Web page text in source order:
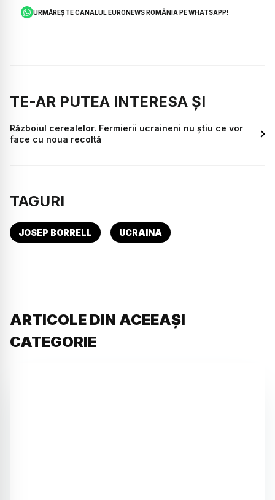
URMĂREȘTE CANALUL EURONEWS ROMÂNIA PE WHATSAPP!
TE-AR PUTEA INTERESA ȘI
Războiul cerealelor. Fermierii ucraineni nu știu ce vor
face cu noua recoltă
TAGURI
JOSEP BORRELL UCRAINA
ARTICOLE DIN ACEEAȘI
CATEGORIE